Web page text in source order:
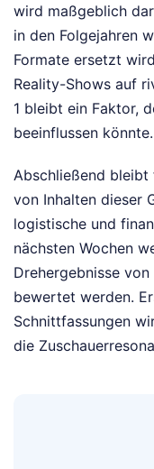
wird maßgeblich
in den Folgejahren
Formate ersetzt
Reality-Shows auf
1 bleibt ein Faktor,
beeinflussen könnte.
Abschließend
von Inhalten dieser
logistische und
nächsten Wochen
Drehergebnisse
bewertet werden.
Schnittfassungen
die